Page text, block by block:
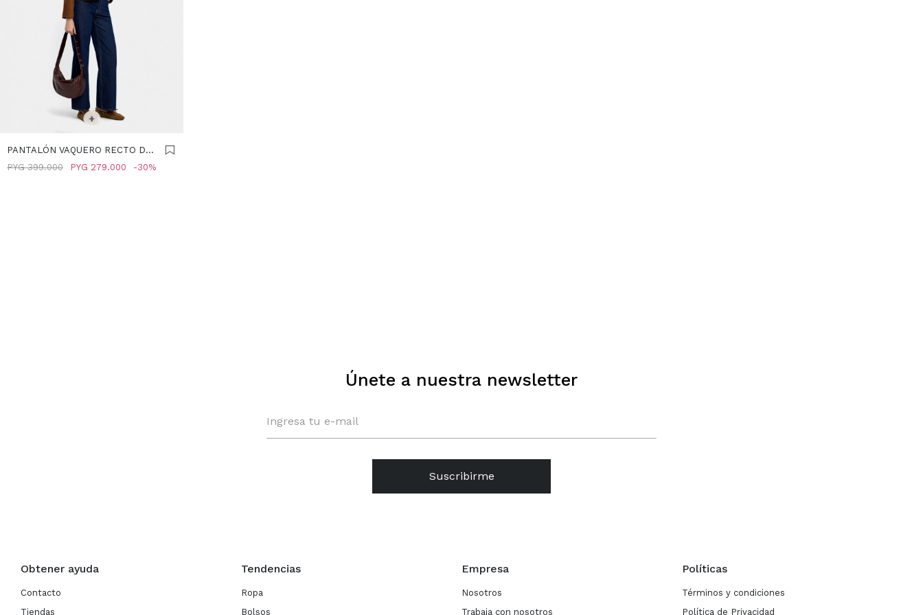
SELECCIONAR TALLE
+
PANTALÓN VAQUERO RECTO DE
100% ALGODÓN - AZUL
PYG 279.000
PYG 399.000 30
Obtener ayuda
Contacto
Tiendas
Tendencias
Ropa
Bolsos
Empresa
Nosotros
Trabaja con nosotros
Políticas
Términos y condiciones
Política de Privacidad
Únete a nuestra newsletter
Suscribirme